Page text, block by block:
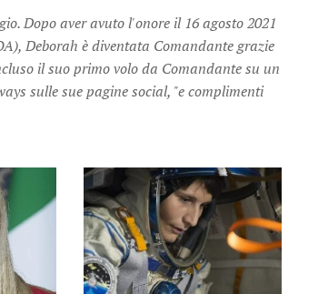
Dopo aver avuto l'onore il 16 agosto 2021
Deborah è diventata Comandante grazie
il suo primo volo da Comandante su un
sulle sue pagine social, "e complimenti